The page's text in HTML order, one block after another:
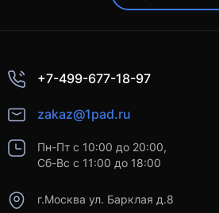
+7-499-677-18-97
zakaz@1pad.ru
Пн-Пт с 10:00 до 20:00,
Сб-Вс с 11:00 до 18:00
г.Москва ул. Барклая д.8